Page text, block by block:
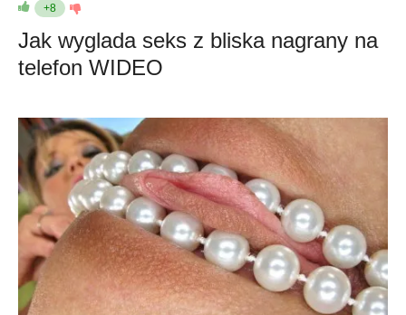
+8
Jak wyglada seks z bliska nagrany na
telefon WIDEO